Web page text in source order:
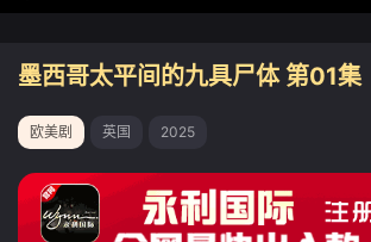
墨西哥太平间的九具尸体 第01集
欧美剧 英国 2025